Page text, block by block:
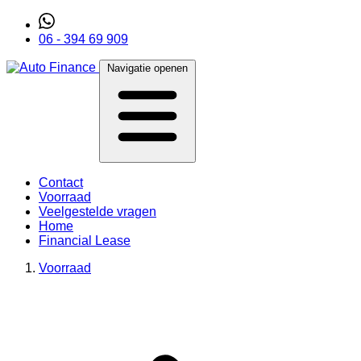
06 - 394 69 909
Navigatie openen
Contact
Voorraad
Veelgestelde vragen
Home
Financial Lease
Voorraad